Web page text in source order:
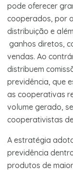
pode oferecer
cooperados, por
distribuição e
ganhos diretos,
vendas. Ao
distribuem
previdência, que
as cooperativas
volume gerado,
cooperativistas
A estratégia
previdência
produtos de